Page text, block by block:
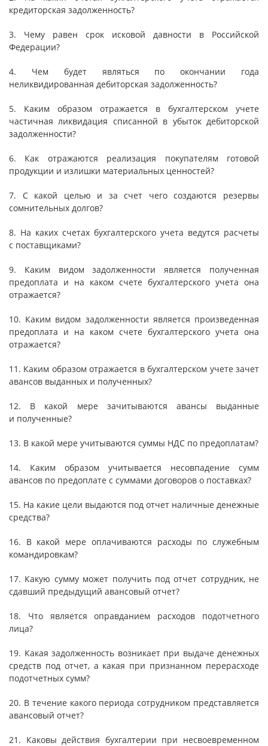
кредиторская задолженность?
3. Чему равен срок исковой давности в Российской
Федерации?
4. Чем будет являться по окончании года
неликвидированная дебиторская задолженность?
5. Каким образом отражается в бухгалтерском учете
частичная ликвидация списанной в убыток дебиторской
задолженности?
6. Как отражаются реализация покупателям готовой
продукции и излишки материальных ценностей?
7. С какой целью и за счет чего создаются резервы
сомнительных долгов?
8. На каких счетах бухгалтерского учета ведутся расчеты
с поставщиками?
9. Каким видом задолженности является полученная
предоплата и на каком счете бухгалтерского учета она
отражается?
10. Каким видом задолженности является произведенная
предоплата и на каком счете бухгалтерского учета она
отражается?
11. Каким образом отражается в бухгалтерском учете зачет
авансов выданных и полученных?
12. В какой мере зачитываются авансы выданные
и полученные?
13. В какой мере учитываются суммы НДС по предоплатам?
14. Каким образом учитывается несовпадение сумм
авансов по предоплате с суммами договоров о поставках?
15. На какие цели выдаются под отчет наличные денежные
средства?
16. В какой мере оплачиваются расходы по служебным
командировкам?
17. Какую сумму может получить под отчет сотрудник, не
сдавший предыдущий авансовый отчет?
18. Что является оправданием расходов подотчетного
лица?
19. Какая задолженность возникает при выдаче денежных
средств под отчет, а какая при признанном перерасходе
подотчетных сумм?
20. В течение какого периода сотрудником представляется
авансовый отчет?
21. Каковы действия бухгалтерии при несвоевременном